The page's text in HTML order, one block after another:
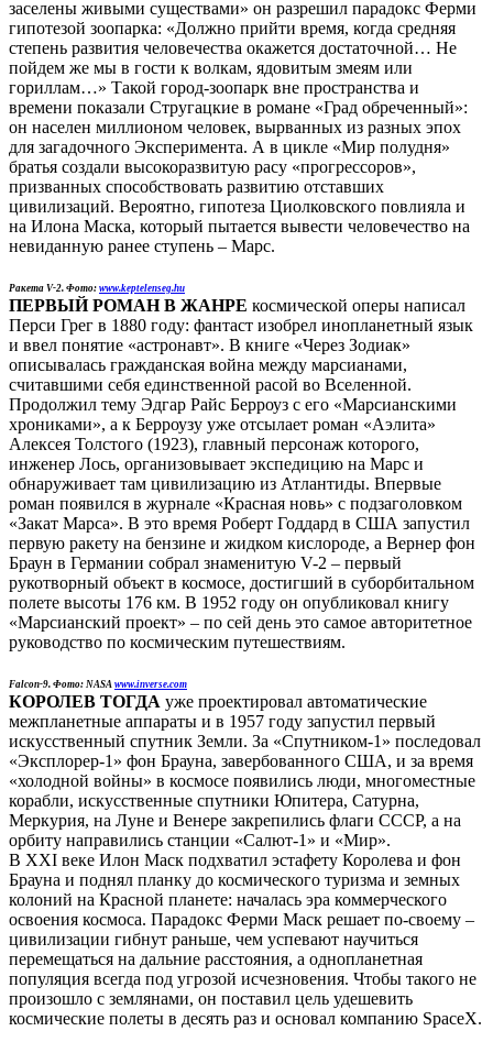
заселены живыми существами» он разрешил парадокс Ферми
гипотезой зоопарка: «Должно прийти время, когда средняя
степень развития человечества окажется достаточной… Не
пойдем же мы в гости к волкам, ядовитым змеям или
гориллам…» Такой город-зоопарк вне пространства и
времени показали Стругацкие в романе «Град обреченный»:
он населен миллионом человек, вырванных из разных эпох
для загадочного Эксперимента. А в цикле «Мир полудня»
братья создали высокоразвитую расу «прогрессоров»,
призванных способствовать развитию отставших
цивилизаций. Вероятно, гипотеза Циолковского повлияла и
на Илона Маска, который пытается вывести человечество на
невиданную ранее ступень – Марс.
Ракета V-2. Фото: www.keptelenseg.hu
ПЕРВЫЙ РОМАН В ЖАНРЕ космической оперы написал
Перси Грег в 1880 году: фантаст изобрел инопланетный язык
и ввел понятие «астронавт». В книге «Через Зодиак»
описывалась гражданская война между марсианами,
считавшими себя единственной расой во Вселенной.
Продолжил тему Эдгар Райс Берроуз с его «Марсианскими
хрониками», а к Берроузу уже отсылает роман «Аэлита»
Алексея Толстого (1923), главный персонаж которого,
инженер Лось, организовывает экспедицию на Марс и
обнаруживает там цивилизацию из Атлантиды. Впервые
роман появился в журнале «Красная новь» с подзаголовком
«Закат Марса». В это время Роберт Годдард в США запустил
первую ракету на бензине и жидком кислороде, а Вернер фон
Браун в Германии собрал знаменитую V-2 – первый
рукотворный объект в космосе, достигший в суборбитальном
полете высоты 176 км. В 1952 году он опубликовал книгу
«Марсианский проект» – по сей день это самое авторитетное
руководство по космическим путешествиям.
Falcon-9. Фото: NASA www.inverse.com
КОРОЛЕВ ТОГДА уже проектировал автоматические
межпланетные аппараты и в 1957 году запустил первый
искусственный спутник Земли. За «Спутником-1» последовал
«Эксплорер-1» фон Брауна, завербованного США, и за время
«холодной войны» в космосе появились люди, многоместные
корабли, искусственные спутники Юпитера, Сатурна,
Меркурия, на Луне и Венере закрепились флаги СССР, а на
орбиту направились станции «Салют-1» и «Мир».
В XXI веке Илон Маск подхватил эстафету Королева и фон
Брауна и поднял планку до космического туризма и земных
колоний на Красной планете: началась эра коммерческого
освоения космоса. Парадокс Ферми Маск решает по-своему –
цивилизации гибнут раньше, чем успевают научиться
перемещаться на дальние расстояния, а однопланетная
популяция всегда под угрозой исчезновения. Чтобы такого не
произошло с землянами, он поставил цель удешевить
космические полеты в десять раз и основал компанию SpaceX.